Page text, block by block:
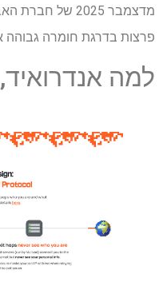
פרצות בדרגת חומרה גבוהה
למה